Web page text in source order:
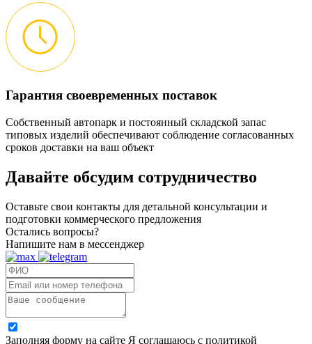
Гарантия своевременных поставок
Собственный автопарк и постоянный складской запас
типовых изделий обеспечивают соблюдение согласованных
сроков доставки на ваш объект
Давайте обсудим сотрудничество
Оставьте свои контакты для детальной консультации и
подготовки коммерческого предложения
Остались вопросы?
Напишите нам в мессенджер
Заполняя форму на сайте Я соглашаюсь с политикой